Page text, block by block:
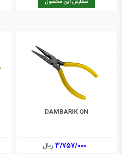
سفارش این محصول
DAMBARIK QN
3/757/000ریال